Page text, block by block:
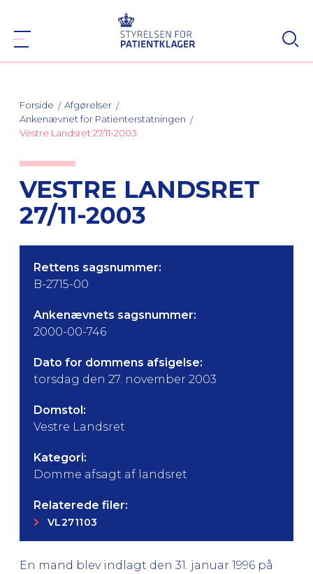
Forside
Afgørelser
Ankenævnet for Patienterstatningen
Vestre Landsret 27/11-2003
VESTRE LANDSRET
27/11-2003
Rettens sagsnummer:
B-2715-00
Ankenævnets sagsnummer:
2000-00-746
Dato for dommens afsigelse:
torsdag den 27. november 2003
Domstol:
Vestre Landsret
Kategori:
Domme afsagt af landsret
Relaterede filer:
VL271103
En mand blev indlagt den 31. januar 1996 på